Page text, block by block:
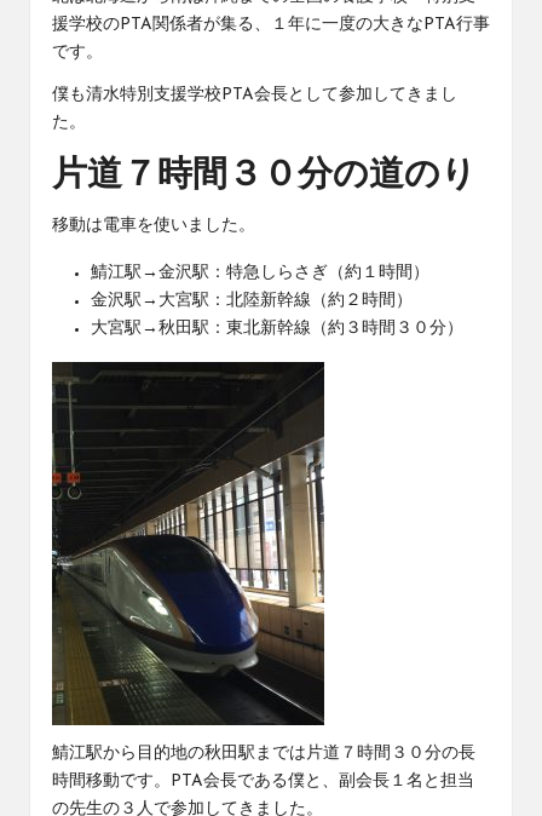
援学校のPTA関係者が集る、１年に一度の大きなPTA行事
です。
僕も清水特別支援学校PTA会長として参加してきまし
た。
片道７時間３０分の道のり
移動は電車を使いました。
鯖江駅→金沢駅：特急しらさぎ（約１時間）
金沢駅→大宮駅：北陸新幹線（約２時間）
大宮駅→秋田駅：東北新幹線（約３時間３０分）
鯖江駅から目的地の秋田駅までは片道７時間３０分の長
時間移動です。PTA会長である僕と、副会長１名と担当
の先生の３人で参加してきました。